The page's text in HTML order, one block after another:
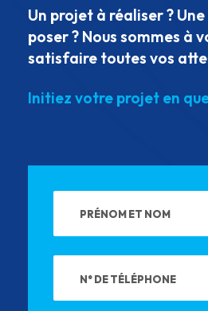
Un projet à réaliser ?
poser ? Nous sommes à
satisfaire toutes vos
Initiez votre projet en